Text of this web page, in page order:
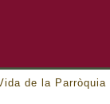
de la Parròquia